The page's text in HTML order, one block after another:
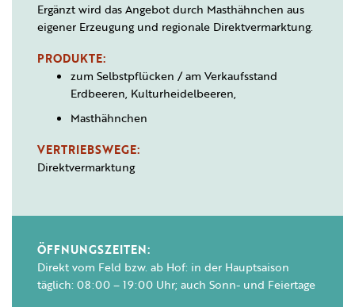
Ergänzt wird das Angebot durch Masthähnchen aus
eigener Erzeugung und regionale Direktvermarktung.
PRODUKTE:
zum Selbstpflücken / am Verkaufsstand
Erdbeeren, Kulturheidelbeeren,
Masthähnchen
VERTRIEBSWEGE:
Direktvermarktung
ÖFFNUNGSZEITEN:
Direkt vom Feld bzw. ab Hof: in der Hauptsaison
täglich: 08:00 – 19:00 Uhr; auch Sonn- und Feiertage